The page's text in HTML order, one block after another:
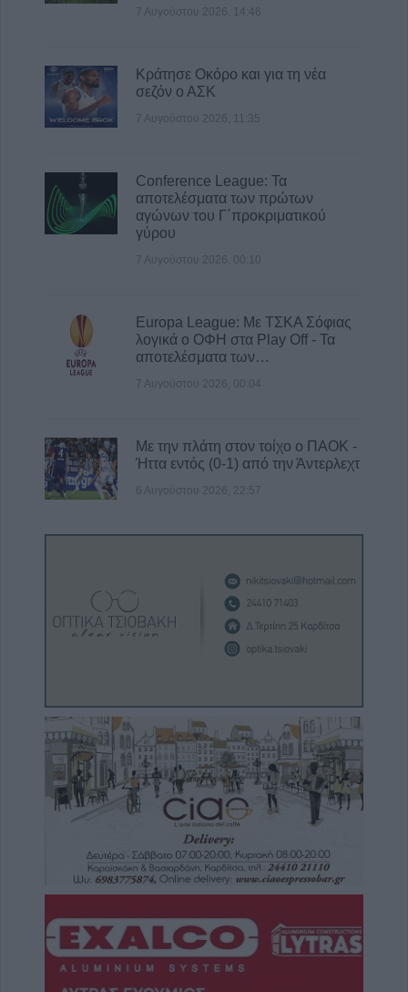
7 Αυγούστου 2026, 14:46
Κράτησε Οκόρο και για τη νέα
σεζόν ο ΑΣΚ
7 Αυγούστου 2026, 11:35
Conference League: Τα
αποτελέσματα των πρώτων
αγώνων του Γ΄προκριματικού
γύρου
7 Αυγούστου 2026, 00:10
Europa League: Με ΤΣΚΑ Σόφιας
λογικά ο ΟΦΗ στα Play Off - Τα
αποτελέσματα των…
7 Αυγούστου 2026, 00:04
Με την πλάτη στον τοίχο ο ΠΑΟΚ -
Ήττα εντός (0-1) από την Άντερλεχτ
6 Αυγούστου 2026, 22:57